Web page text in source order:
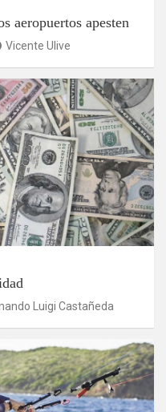
aeropuertos apesten
Vicente Ulive
Luigi Castañeda